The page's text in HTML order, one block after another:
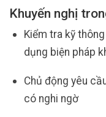
Khuyến nghị
Kiểm tra kỹ
dụng biện pháp
Chủ động yêu
có nghi ngờ